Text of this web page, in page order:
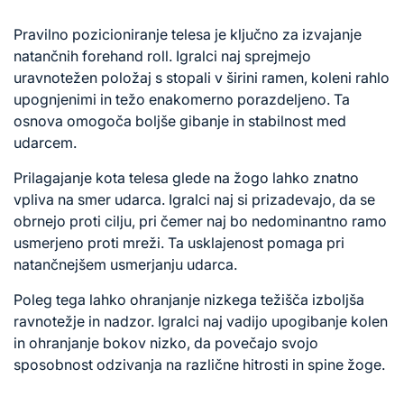
Pravilno pozicioniranje telesa je ključno za izvajanje
natančnih forehand roll. Igralci naj sprejmejo
uravnotežen položaj s stopali v širini ramen, koleni rahlo
upognjenimi in težo enakomerno porazdeljeno. Ta
osnova omogoča boljše gibanje in stabilnost med
udarcem.
Prilagajanje kota telesa glede na žogo lahko znatno
vpliva na smer udarca. Igralci naj si prizadevajo, da se
obrnejo proti cilju, pri čemer naj bo nedominantno ramo
usmerjeno proti mreži. Ta usklajenost pomaga pri
natančnejšem usmerjanju udarca.
Poleg tega lahko ohranjanje nizkega težišča izboljša
ravnotežje in nadzor. Igralci naj vadijo upogibanje kolen
in ohranjanje bokov nizko, da povečajo svojo
sposobnost odzivanja na različne hitrosti in spine žoge.